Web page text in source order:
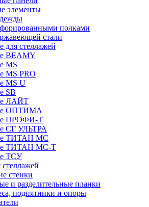
элементы
полками
стали
стеллажей
BEAMY
MS
MS PRO
MS U
SB
ЛАЙТ
ОПТИМА
ПРОФИ-Т
СГ УЛЬТРА
ТИТАН МС
ТИТАН МС-Т
ТСУ
стенки
и разделительные планки
подпятники и опоры